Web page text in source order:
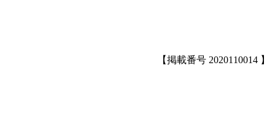
【掲載番号 2020110014 】